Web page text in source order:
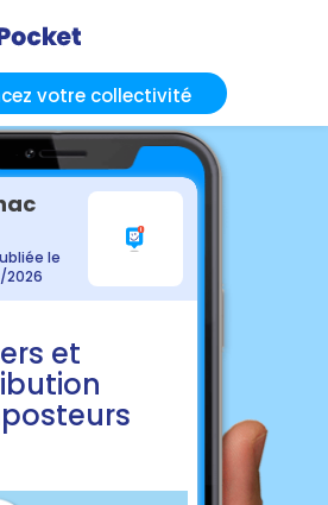
votre collectivité
le
2026
et